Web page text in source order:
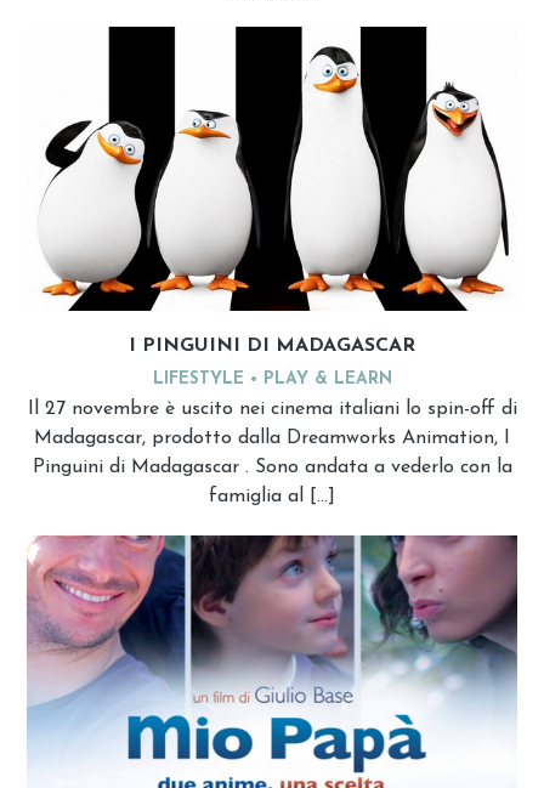
I PINGUINI DI MADAGASCAR
LIFESTYLE PLAY & LEARN
Il 27 novembre è uscito nei cinema italiani lo spin-off di
Madagascar, prodotto dalla Dreamworks Animation, I
Pinguini di Madagascar . Sono andata a vederlo con la
famiglia al […]